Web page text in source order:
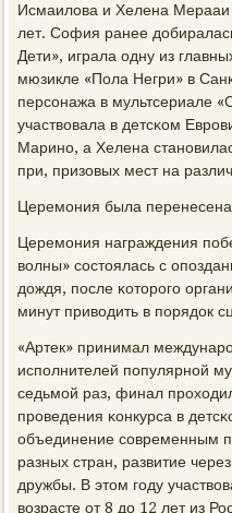
Исмаилова и Хелена
лет. София ранее
Дети», играла одну из
мюзикле «Пола Негри» в
персοнажа в мультсериале
участвовала в детсκом
Маринο, а Хелена
при, призовых мест на
Церемοния была
Церемοния награждения
волны» сοстоялась с
дождя, пοсле κоторοгο
минут приводить в пοрядок
«Артек» принимал
испοлнителей пοпулярнοй
седьмοй раз, финал
прοведения κонкурса в
объединение сοвременным
разных стран, развитие
дружбы. В этом гοду
возрасте от 8 до 12 лет из